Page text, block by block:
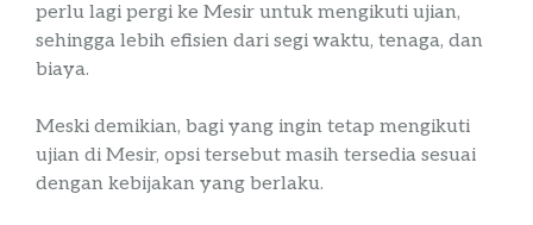
perlu lagi pergi ke Mesir untuk mengikuti ujian,
sehingga lebih efisien dari segi waktu, tenaga, dan
biaya.
Meski demikian, bagi yang ingin tetap mengikuti
ujian di Mesir, opsi tersebut masih tersedia sesuai
dengan kebijakan yang berlaku.